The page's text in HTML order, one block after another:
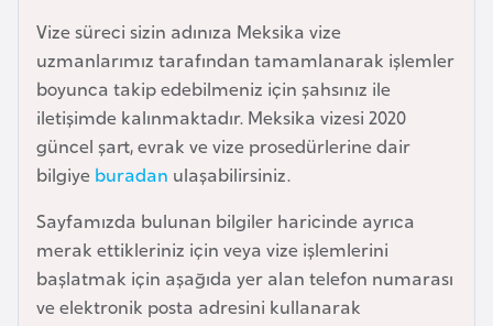
Vize süreci sizin adınıza Meksika vize
uzmanlarımız tarafından tamamlanarak işlemler
boyunca takip edebilmeniz için şahsınız ile
iletişimde kalınmaktadır. Meksika vizesi 2020
güncel şart, evrak ve vize prosedürlerine dair
bilgiye buradan ulaşabilirsiniz.
Sayfamızda bulunan bilgiler haricinde ayrıca
merak ettikleriniz için veya vize işlemlerini
başlatmak için aşağıda yer alan telefon numarası
ve elektronik posta adresini kullanarak
e
l
ç
i
k
a
B
e
n